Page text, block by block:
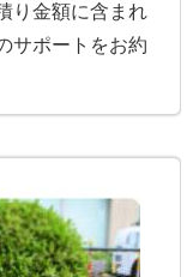
り金額に含まれ
サポートをお約